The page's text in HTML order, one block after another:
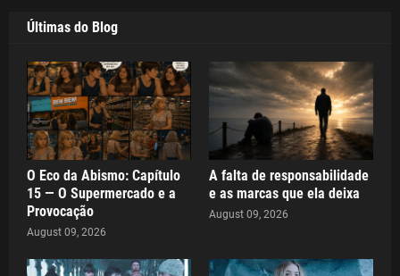
Últimas do Blog
O Eco da Abismo: Capítulo
15 — O Supermercado e a
Provocação
August 09, 2026
A falta de responsabilidade
e as marcas que ela deixa
August 09, 2026